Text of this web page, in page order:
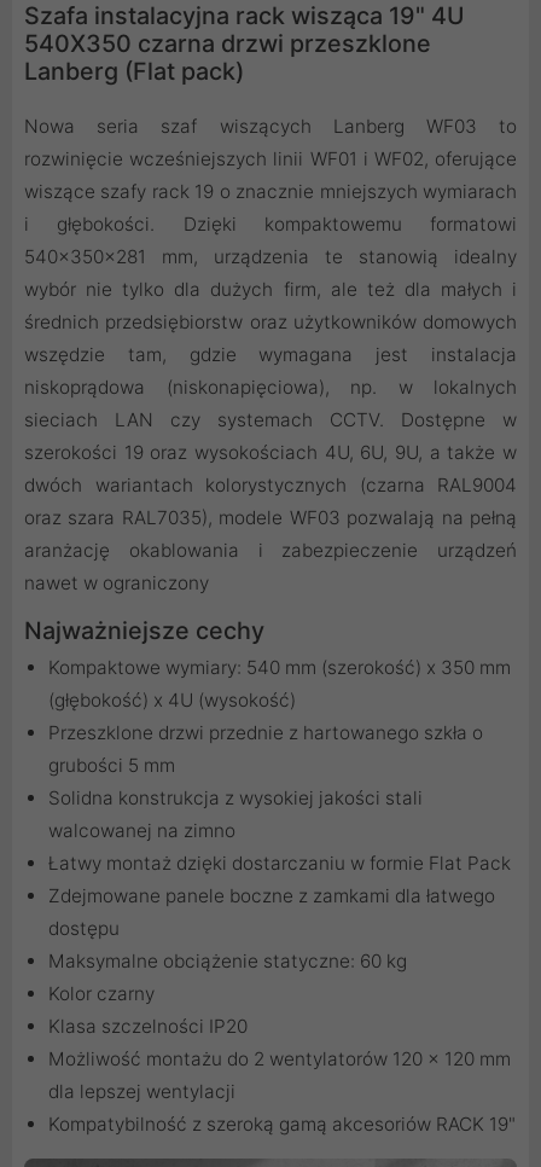
Szafa instalacyjna rack wisząca 19" 4U
540X350 czarna drzwi przeszklone
Lanberg (Flat pack)
Nowa seria szaf wiszących Lanberg WF03 to
rozwinięcie wcześniejszych linii WF01 i WF02, oferujące
wiszące szafy rack 19 o znacznie mniejszych wymiarach
i głębokości. Dzięki kompaktowemu formatowi
540×350×281 mm, urządzenia te stanowią idealny
wybór nie tylko dla dużych firm, ale też dla małych i
średnich przedsiębiorstw oraz użytkowników domowych
wszędzie tam, gdzie wymagana jest instalacja
niskoprądowa (niskonapięciowa), np. w lokalnych
sieciach LAN czy systemach CCTV. Dostępne w
szerokości 19 oraz wysokościach 4U, 6U, 9U, a także w
dwóch wariantach kolorystycznych (czarna RAL9004
oraz szara RAL7035), modele WF03 pozwalają na pełną
aranżację okablowania i zabezpieczenie urządzeń
nawet w ograniczony
Najważniejsze cechy
Kompaktowe wymiary: 540 mm (szerokość) x 350 mm
(głębokość) x 4U (wysokość)
Przeszklone drzwi przednie z hartowanego szkła o
grubości 5 mm
Solidna konstrukcja z wysokiej jakości stali
walcowanej na zimno
Łatwy montaż dzięki dostarczaniu w formie Flat Pack
Zdejmowane panele boczne z zamkami dla łatwego
dostępu
Maksymalne obciążenie statyczne: 60 kg
Kolor czarny
Klasa szczelności IP20
Możliwość montażu do 2 wentylatorów 120 x 120 mm
dla lepszej wentylacji
Kompatybilność z szeroką gamą akcesoriów RACK 19"